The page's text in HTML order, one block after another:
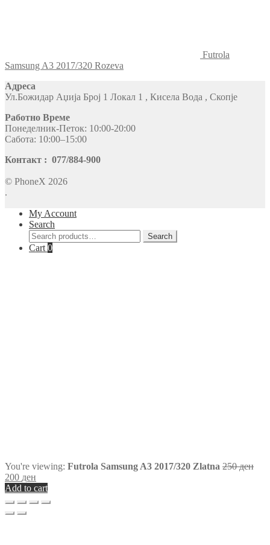
Futrola
Samsung A3 2017/320 Rozeva
Адреса
Ул.Божидар Аџија Број 1 Локал 1 , Кисела Вода , Скопје
Работно Време
Понеделник-Петок: 10:00-20:00
Сабота: 10:00–15:00
Контакт : 077/884-900
© PhoneX 2026
.
My Account
Search
Search
for:
Search
Cart 0
You're viewing: Futrola Samsung A3 2017/320 Zlatna 250ден
200 ден
Add to cart